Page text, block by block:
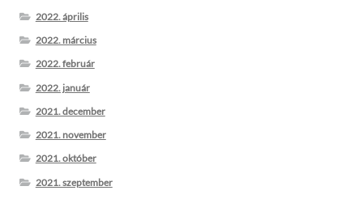
2022. április
2022. március
2022. február
2022. január
2021. december
2021. november
2021. október
2021. szeptember